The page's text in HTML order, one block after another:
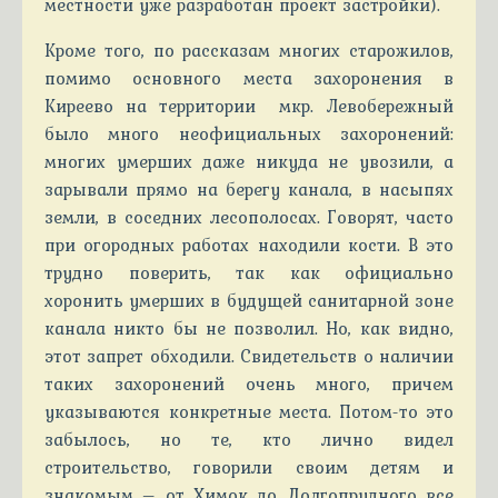
Кроме того, по рассказам многих старожилов,
помимо основного места захоронения в
Киреево на территории мкр. Левобережный
было много неофициальных захоронений:
многих умерших даже никуда не увозили, а
зарывали прямо на берегу канала, в насыпях
земли, в соседних лесополосах. Говорят, часто
при огородных работах находили кости. В это
трудно поверить, так как официально
хоронить умерших в будущей санитарной зоне
канала никто бы не позволил. Но, как видно,
этот запрет обходили. Свидетельств о наличии
таких захоронений очень много, причем
указываются конкретные места. Потом-то это
забылось, но те, кто лично видел
строительство, говорили своим детям и